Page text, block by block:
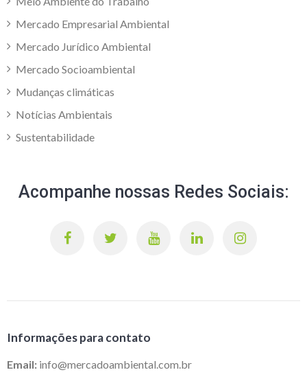
Mercado Empresarial Ambiental
Mercado Jurídico Ambiental
Mercado Socioambiental
Mudanças climáticas
Notícias Ambientais
Sustentabilidade
Acompanhe nossas Redes Sociais:
Informações para contato
Email: info@mercadoambiental.com.br